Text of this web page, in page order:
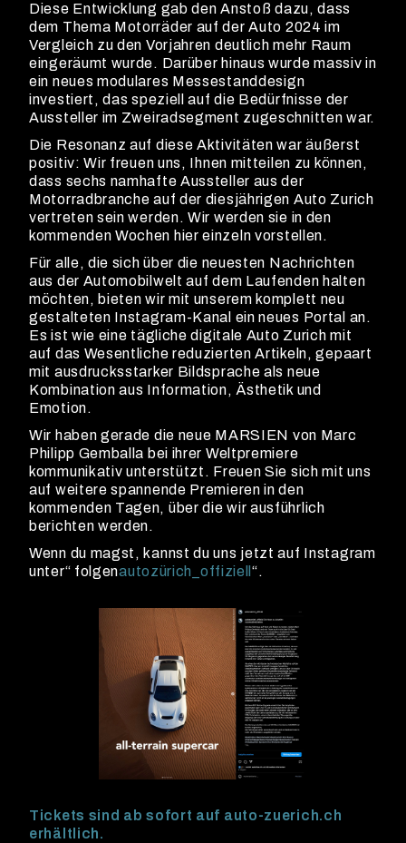
Diese Entwicklung gab den Anstoß dazu, dass
dem Thema Motorräder auf der Auto 2024 im
Vergleich zu den Vorjahren deutlich mehr Raum
eingeräumt wurde. Darüber hinaus wurde massiv in
ein neues modulares Messestanddesign
investiert, das speziell auf die Bedürfnisse der
Aussteller im Zweiradsegment zugeschnitten war.
Die Resonanz auf diese Aktivitäten war äußerst
positiv: Wir freuen uns, Ihnen mitteilen zu können,
dass sechs namhafte Aussteller aus der
Motorradbranche auf der diesjährigen Auto Zurich
vertreten sein werden. Wir werden sie in den
kommenden Wochen hier einzeln vorstellen.
Für alle, die sich über die neuesten Nachrichten
aus der Automobilwelt auf dem Laufenden halten
möchten, bieten wir mit unserem komplett neu
gestalteten Instagram-Kanal ein neues Portal an.
Es ist wie eine tägliche digitale Auto Zurich mit
auf das Wesentliche reduzierten Artikeln, gepaart
mit ausdrucksstarker Bildsprache als neue
Kombination aus Information, Ästhetik und
Emotion.
Wir haben gerade die neue MARSIEN von Marc
Philipp Gemballa bei ihrer Weltpremiere
kommunikativ unterstützt. Freuen Sie sich mit uns
auf weitere spannende Premieren in den
kommenden Tagen, über die wir ausführlich
berichten werden.
Wenn du magst, kannst du uns jetzt auf Instagram
unter“ folgenautozürich_offiziell“.
Tickets sind ab sofort auf auto-zuerich.ch
erhältlich.